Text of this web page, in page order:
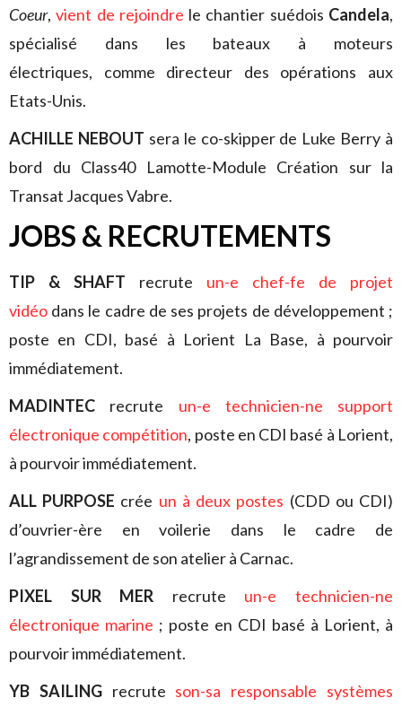
Coeur,vient de rejoindre le chantier suédois Candela,
spécialisé dans les bateaux à moteurs
électriques,
comme directeur des opérations aux
Etats-Unis.
ACHILLE NEBOUT sera le co-skipper de Luke Berry à
bord du Class40 Lamotte-Module Création sur la
Transat Jacques Vabre.
JOBS & RECRUTEMENTS
TIP & SHAFT recrute un-e chef-fe de projet
vidéo dans le cadre de ses projets de développement ;
poste en CDI, basé à Lorient La Base, à pourvoir
immédiatement.
MADINTEC recrute un-e technicien-ne support
électronique compétition, poste en CDI basé à Lorient,
à pourvoir immédiatement.
ALL PURPOSE crée un à deux postes (CDD ou CDI)
d’ouvrier-ère en voilerie dans le cadre de
l’agrandissement de son atelier à Carnac.
PIXEL SUR MER recrute un-e technicien-ne
électronique marine ; poste en CDI basé à Lorient, à
pourvoir immédiatement.
YB SAILINGrecrute son-sa responsable systèmes